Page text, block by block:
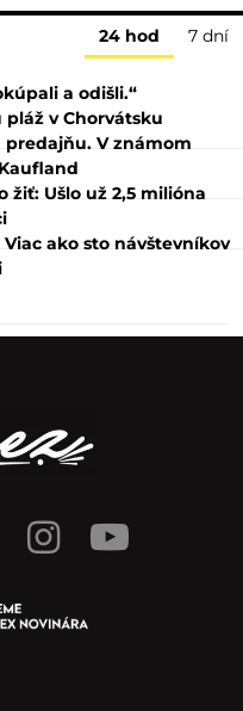
24 hod 7 dní
a odišli.“
v Chorvátsku
predajňu. V známom
žiť: Ušlo už 2,5 milióna
ako sto návštevníkov